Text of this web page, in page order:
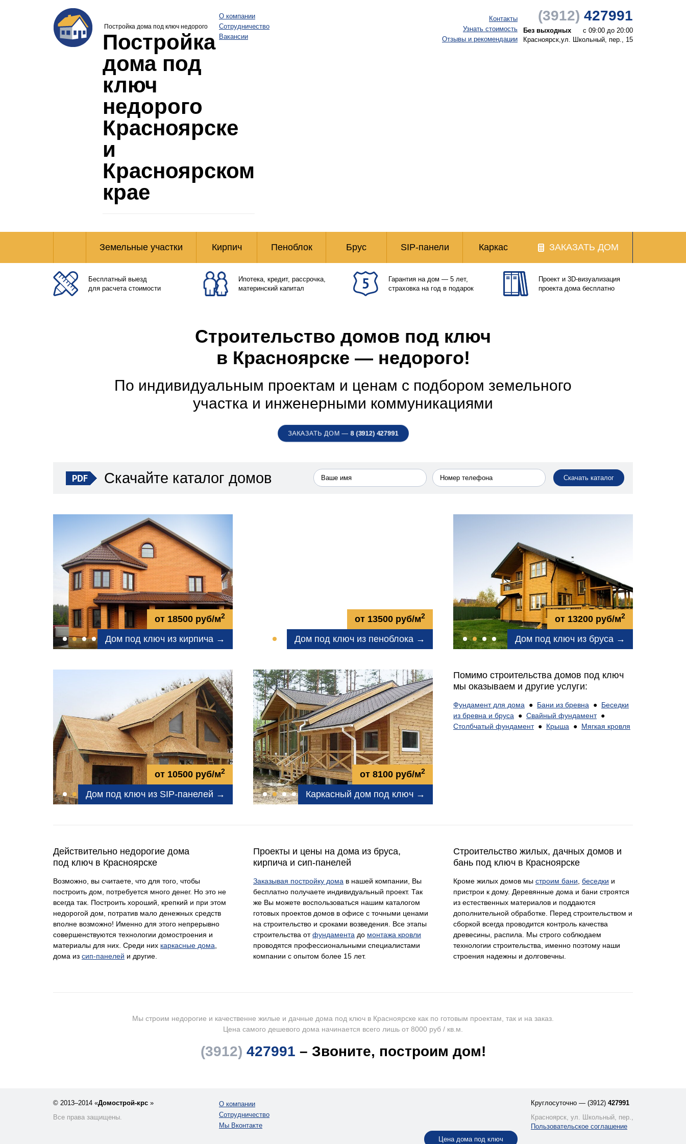
Постройка дома под ключ недорого
Постройка
дома под
ключ
недорого
Красноярске
и
Красноярском
крае
О компании
Сотрудничество
Вакансии
Контакты
Узнать стоимость
Отзывы и рекомендации
(3912) 427991
Без выходных
с 09:00 до 20:00
Красноярск,ул. Школьный, пер., 15
Земельные участки Кирпич Пеноблок Брус SIP-панели Каркас ЗАКАЗАТЬ ДОМ
Бесплатный выезд
для расчета стоимости
Ипотека, кредит, рассрочка,
материнский капитал
Гарантия на дом — 5 лет,
страховка на год в подарок
Проект и 3D-визуализация
проекта дома бесплатно
Строительство домов под ключ
в Красноярске — недорого!
По индивидуальным проектам и ценам с подбором земельного
участка и инженерными коммуникациями
ЗАКАЗАТЬ ДОМ —8 (3912) 427991
Скачайте каталог домов Скачать каталог
от 18500 руб/м2
Дом под ключ из кирпича →
от 13500 руб/м2
Дом под ключ из пеноблока →
от 13200 руб/м2
Дом под ключ из бруса →
от 10500 руб/м2
Дом под ключ из SIP-панелей →
от 8100 руб/м2
Каркасный дом под ключ →
Помимо строительства домов под ключ
мы оказываем и другие услуги:
Фундамент для дома ● Бани из бревна ● Беседки
из бревна и бруса ● Свайный фундамент●
Столбчатый фундамент● Крыша ● Мягкая кровля
Действительно недорогие дома
под ключ в Красноярске
Возможно, вы считаете, что для того, чтобы
построить дом, потребуется много денег. Но это не
всегда так. Построить хороший, крепкий и при этом
недорогой дом, потратив мало денежных средств
вполне возможно! Именно для этого непрерывно
совершенствуются технологии домостроения и
материалы для них. Среди них каркасные дома
дома из сип-панелей и другие.
Проекты и цены на дома из бруса,
кирпича и сип-панелей
Заказывая постройку дома в нашей компании, Вы
бесплатно получаете индивидуальный проект. Так
же Вы можете воспользоваться нашим каталогом
готовых проектов домов в офисе с точными ценами
на строительство и сроками возведения. Все этапы
строительства отфундамента до монтажа кровли
проводятся профессиональными специалистами
компании с опытом более 15 лет.
Строительство жилых, дачных домов и
бань под ключ в Красноярске
Кроме жилых домов мы строим бани беседки и
пристрои к дому. Деревянные дома и бани строятся
из естественных материалов и поддаются
дополнительной обработке. Перед строительством и
сборкой всегда проводится контроль качества
древесины, распила. Мы строго соблюдаем
технологии строительства, именно поэтому наши
строения надежны и долговечны.
Мы строим недорогие и качественне жилые и дачные дома под ключ в Красноярске как по готовым проектам, так и на заказ.
Цена самого дешевого дома начинается всего лишь от 8000 руб / кв.м.
(3912) 427991 – Звоните, построим дом!
© 2013–2014 «Домострой-крс »
Все права защищены.
О компании
Сотрудничество
Мы Вконтакте
Цена дома под ключ
Круглосуточно — (3912) 427991
Красноярск, ул. Школьный, пер., 15
Пользовательское соглашение